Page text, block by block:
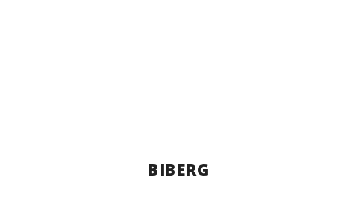
BIBERG